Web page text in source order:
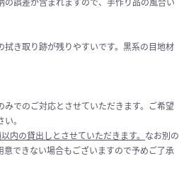
き取り跡が残りやすいです。黒系の目地材
でのご対応とさせていただきます。ご希望
。
内の貸出しとさせていただきます。 なお別の
できない場合もございますので予めご了承